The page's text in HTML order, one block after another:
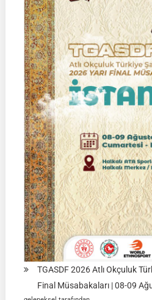
Yarı
Final
Müsabakası
15
Ağustos
2026
|
Ulupamir-
Erciş/VAN
TGASDF 2026 Atlı Okçuluk
Final Müsabakaları | 08-09